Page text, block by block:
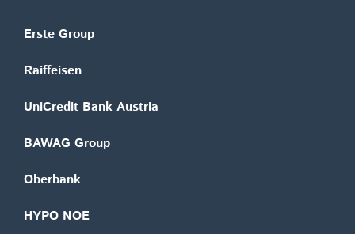
Erste Group
Raiffeisen
UniCredit Bank Austria
BAWAG Group
Oberbank
HYPO NOE